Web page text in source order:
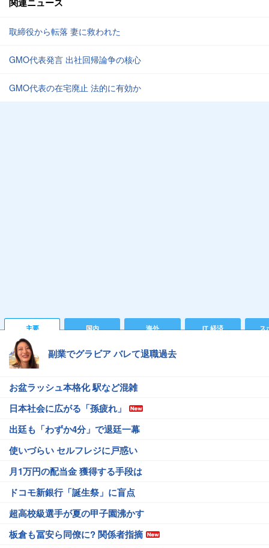
取締役から転落 妻に救われた
GMO代表発言 出社回帰論争の核心
GMO代表の在宅廃止 法的に有効か
主要 国内 海外 IT 経済 ス
副業でグラビア バレて退職過去
お盆ラッシュ本格化 駅など混雑
日本社会に広がる「孫疲れ」
出廷も「わずか4分」で退廷一幕
使いづらい セルフレジに戸惑い
月1万円の配当金 獲得する手段は
ドコモ新銀行「誕生祭」に盲点
超高校級選手が夏の甲子園沸かす
板倉も冨安ら同僚に? 関係者指摘